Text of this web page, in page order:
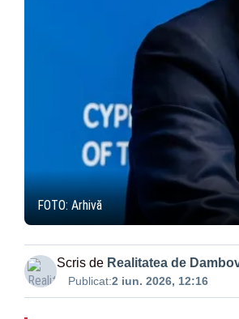
FOTO: Arhivă
Scris de Realitatea de
Publicat:2 iun. 2026, 12:16